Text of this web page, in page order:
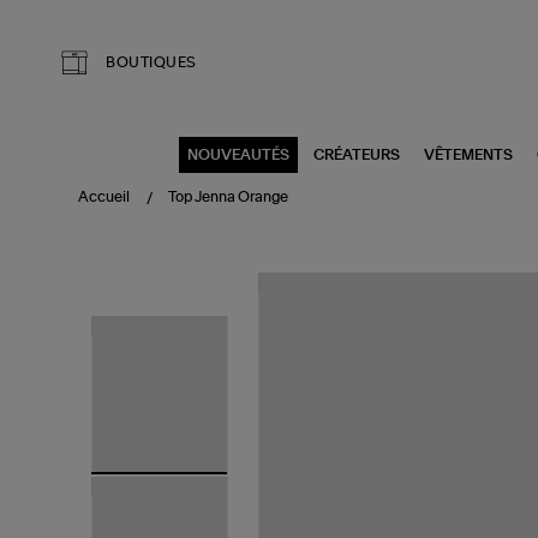
BOUTIQUES
NOUVEAUTÉS CRÉATEURS VÊTEMENTS
Accueil Top Jenna Orange